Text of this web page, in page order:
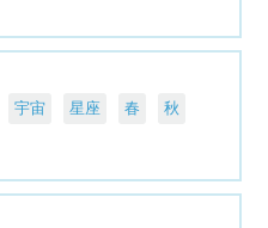
宇宙 星座 春 秋